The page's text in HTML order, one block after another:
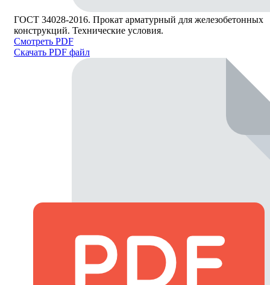
ГОСТ 34028-2016. Прокат арматурный для железобетонных
конструкций. Технические условия.
Смотреть PDF
Скачать PDF файл